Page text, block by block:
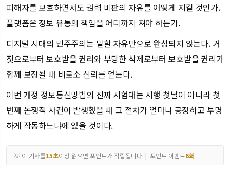
피해자를 보호하면서도 권력 비판의 자유를 어떻게 지킬 것인가.
플랫폼은 정보 유통의 책임을 어디까지 져야 하는가.
디지털 시대의 민주주의는 말할 자유만으로 완성되지 않는다. 거
짓으로부터 보호받을 권리와 부당한 삭제로부터 보호받을 권리가
함께 보장될 때 비로소 신뢰를 얻는다.
이번 개정 정보통신망법의 진짜 시험대는 시행 첫날이 아니라 첫
번째 논쟁적 사건이 발생했을 때 그 절차가 얼마나 공정하고 투명
하게 작동하느냐에 있을 것이다.
💡 이 기사를15초이상 읽으면 포인트가 적립됩니다 | 포인트 이벤트6회